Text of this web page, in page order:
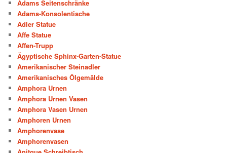
Adams Seitenschränke
Adams-Konsolentische
Adler Statue
Affe Statue
Affen-Trupp
Ägyptische Sphinx-Garten-Statue
Amerikanischer Steinadler
Amerikanisches Ölgemälde
Amphora Urnen
Amphora Urnen Vasen
Amphora Vasen Urnen
Amphoren Urnen
Amphorenvase
Amphorenvasen